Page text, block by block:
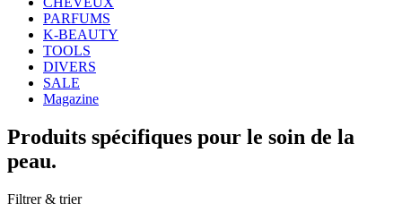
PARFUMS
K-BEAUTY
TOOLS
DIVERS
SALE
Magazine
Produits spécifiques pour le soin de la
peau.
Filtrer & trier